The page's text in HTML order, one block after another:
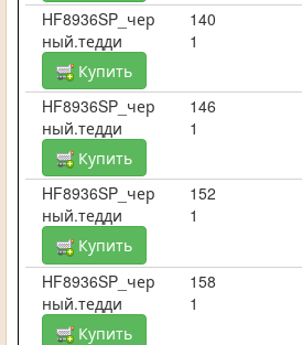
HF8936SP_чер
ный.тедди
140
1
Купить
HF8936SP_чер
ный.тедди
146
1
Купить
HF8936SP_чер
ный.тедди
152
1
Купить
HF8936SP_чер
ный.тедди
158
1
Купить